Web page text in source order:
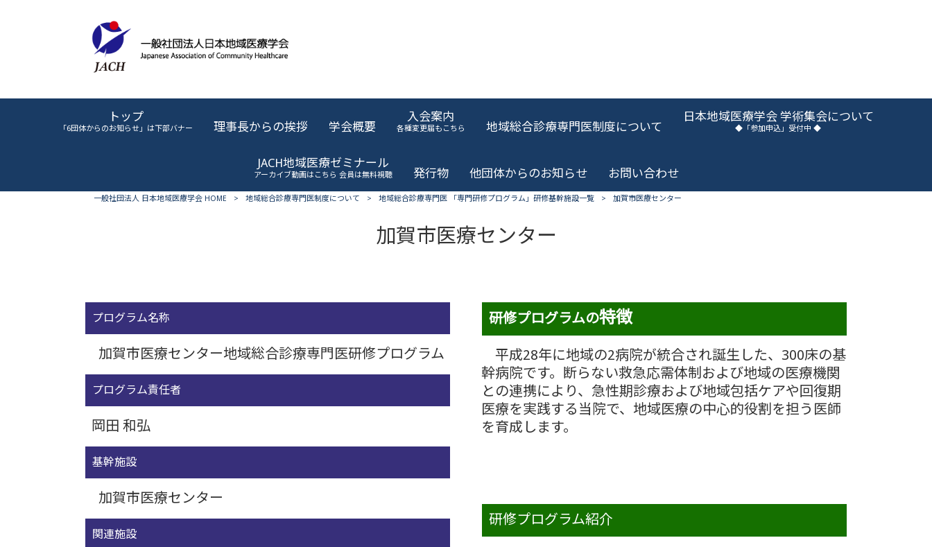
トップ
「6団体からのお知らせ」は下部バナー 理事長からの挨拶 学会概要
入会案内
各種変更届もこちら 地域総合診療専門医制度について
日本地域医療学会 学術集会について
◆「参加申込」受付中 ◆
JACH地域医療ゼミナール
アーカイブ動画はこちら 会員は無料視聴 発行物 他団体からのお知らせ お問い合わせ
一般社団法人 日本地域医療学会 HOME > 地域総合診療専門医制度について > 地域総合診療専門医 「専門研修プログラム」研修基幹施設一覧 > 加賀市医療センター
加賀市医療センター
プログラム名称
加賀市医療センター地域総合診療専門医研修プログラム
プログラム責任者
岡田 和弘
基幹施設
加賀市医療センター
関連施設
研修プログラムの特徴
平成28年に地域の2病院が統合され誕生した、300床の基
幹病院です。
断らない救急応需体制および地域の医療機関
との連携により、急性期診療および地域包括ケアや回復期
医療を実践する当院で、地域医療の中心的役割を担う医師
を育成します。
研修プログラム紹介